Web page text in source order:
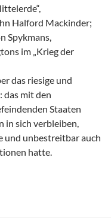
Halford Mackinder;
Spykmans,
im „Krieg der
das riesige und
das mit den
Staaten
in sich verbleiben,
und unbestreitbar auch
hatte.